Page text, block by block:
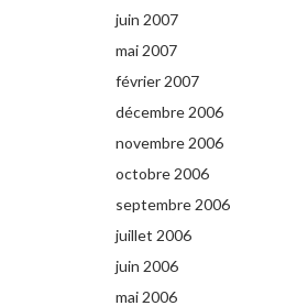
juin 2007
mai 2007
février 2007
décembre 2006
novembre 2006
octobre 2006
septembre 2006
juillet 2006
juin 2006
mai 2006